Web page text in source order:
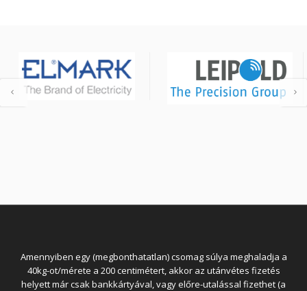
Amennyiben egy (megbonthatatlan) csomag súlya meghaladja a
40kg-ot/mérete a 200 centimétert, akkor az utánvétes fizetés
helyett már csak bankkártyával, vagy előre-utalással fizethet (a